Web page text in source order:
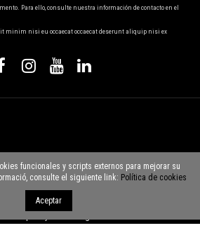
Para ello, consulte nuestra información de contacto en el
minim nisi eu occaecat occaecat deserunt aliquip nisi ex
funcionales y scripts externos para mejorar su
consulte el siguiente link: Política de cookies
Aceptar